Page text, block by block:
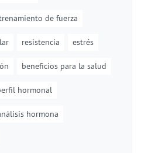
de fuerza
resistencia estrés
beneficios para la salud
hormonal
hormona